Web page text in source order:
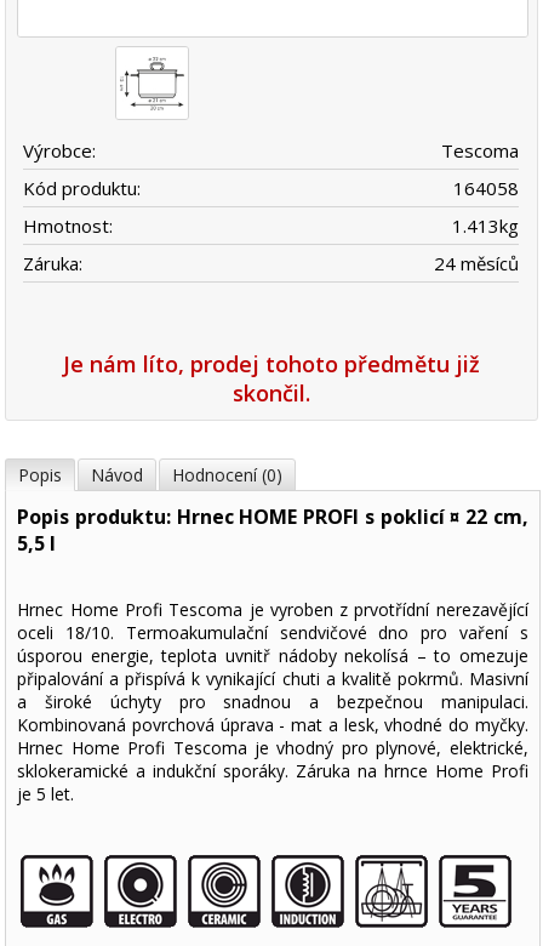
Výrobce:
Tescoma
Kód produktu:
164058
Hmotnost:
1.413kg
Záruka:
24 měsíců
Je nám líto, prodej tohoto předmětu již
skončil.
Popis Návod Hodnocení (0)
Popis produktu: Hrnec HOME PROFI s poklicí ¤ 22 cm,
5,5 l
Hrnec Home Profi Tescoma je vyroben z prvotřídní nerezavějící
oceli 18/10. Termoakumulační sendvičové dno pro vaření s
úsporou energie, teplota uvnitř nádoby nekolísá – to omezuje
připalování a přispívá k vynikající chuti a kvalitě pokrmů. Masivní
a široké úchyty pro snadnou a bezpečnou manipulaci.
Kombinovaná povrchová úprava - mat a lesk, vhodné do myčky.
Hrnec Home Profi Tescoma je vhodný pro plynové, elektrické,
sklokeramické a indukční sporáky. Záruka na hrnce Home Profi
je 5 let.